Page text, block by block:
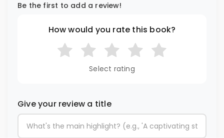
Be the first to add a review!
How would you rate this book?
Select rating
Give your review a title